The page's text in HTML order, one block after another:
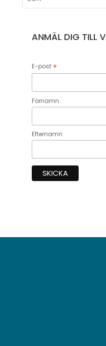
ANMÄL DIG TILL
E-post *
Förnamn
Efternamn